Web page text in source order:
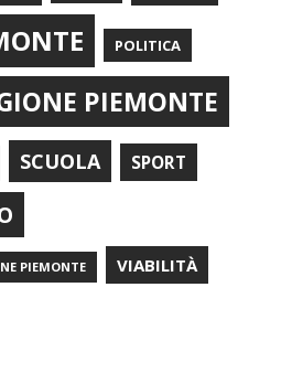
POLITICA
PIEMONTE
SCUOLA SPORT
PIEMONTE VIABILITÀ